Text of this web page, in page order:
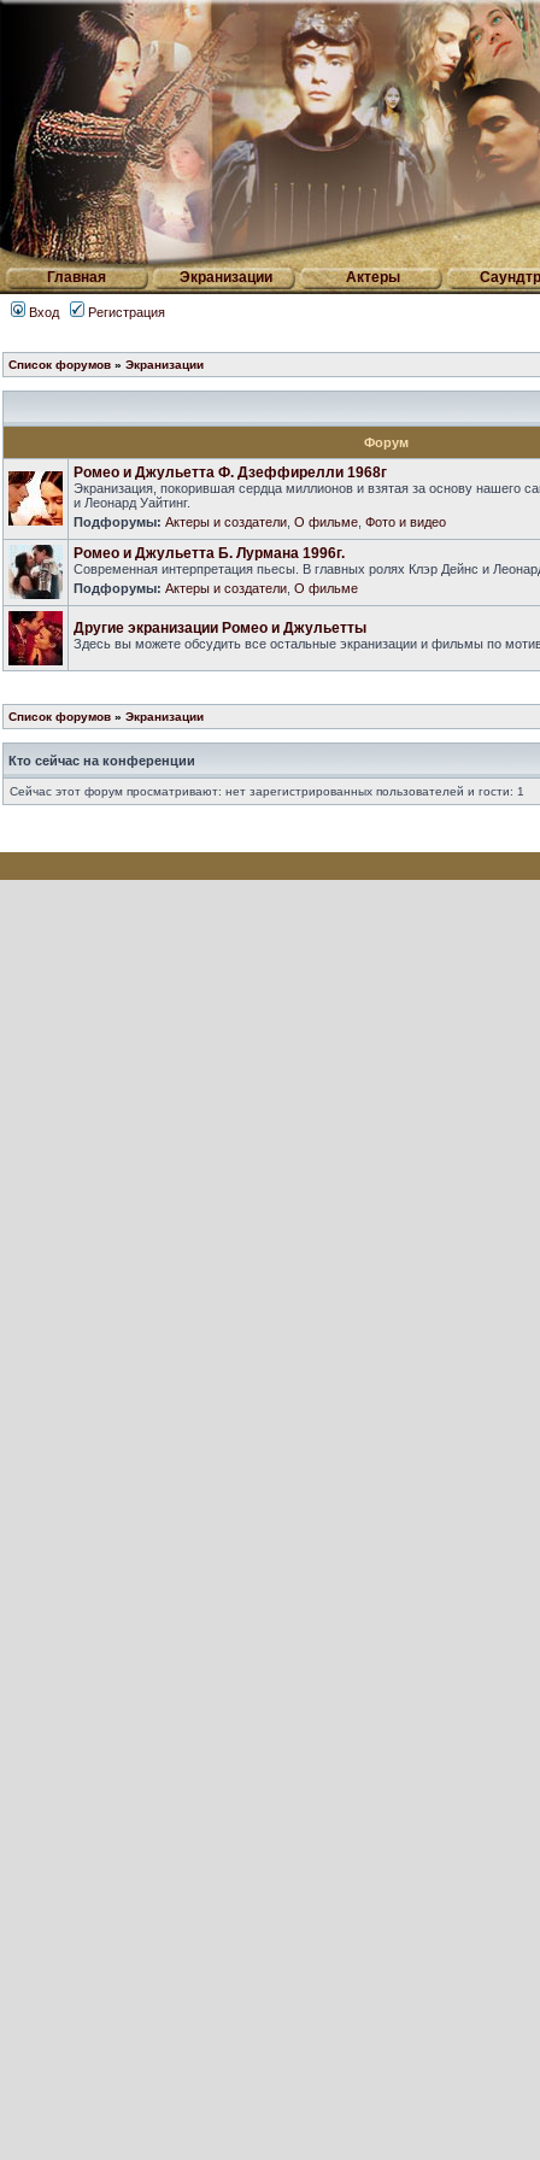
Главная Экранизации Актеры
Вход Регистрация
Список форумов » Экранизации
Форум
Ромео и Джульетта Ф. Дзеффирелли 1968г
Экранизация, покорившая сердца миллионов и взятая за основу нашего
и Леонард Уайтинг.
Подфорумы: Актеры и создатели О фильме Фото и видео
Ромео и Джульетта Б. Лурмана 1996г.
Современная интерпретация пьесы. В главных ролях Клэр Дейнс и
Подфорумы: Актеры и создатели О фильме
Другие экранизации Ромео и Джульетты
Здесь вы можете обсудить все остальные экранизации и фильмы по
Список форумов » Экранизации
Кто сейчас на конференции
Сейчас этот форум просматривают: нет зарегистрированных пользователей и гости: 1